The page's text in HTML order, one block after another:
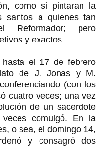
como si pintaran la
santos a quienes tan
Reformador; pero
y exactos.
el 17 de febrero
de J. Jonas y M.
(con los
cuatro veces; una vez
de un sacerdote
comulgó. En la
o sea, el domingo 14,
y consagró dos